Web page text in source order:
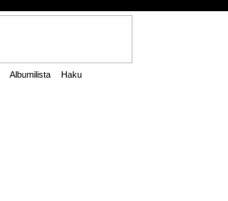
Albumilista Haku